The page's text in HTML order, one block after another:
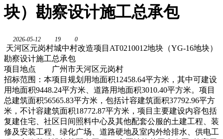
块）勘察设计施工总承包
2026-05-12 19 0
天河区元岗村城中村改造项目AT0210012地块（YG-16地块）
勘察设计施工总承包
项目地点
广州市天河区元岗村
招标范围：本项目规划用地面积12458.64平方米，其中可建设
用地面积9448.24平方米、道路用地面积3010.40平方米。项目
总建筑面积56565.83平方米，包括计容建筑面积37792.96平方
米，不计容建筑面积18772.87平方米，项目主要建设内容包括
复建住宅、社区日间照料中心及其他配套公服的土建工程、装
修及安装工程、绿化广场、道路硬地及室内外给排水、供电工